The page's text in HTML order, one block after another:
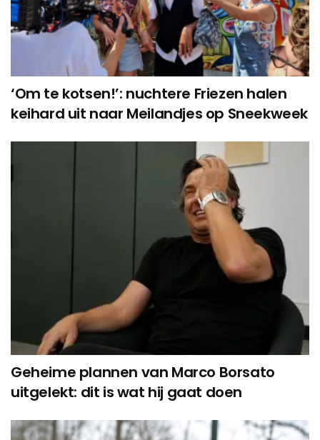
‘Om te kotsen!’: nuchtere Friezen halen
keihard uit naar Meilandjes op Sneekweek
Geheime plannen van Marco Borsato
uitgelekt: dit is wat hij gaat doen